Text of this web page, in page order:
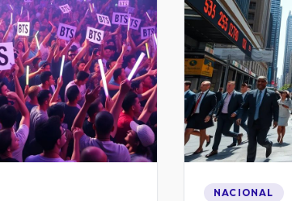
NACIONAL